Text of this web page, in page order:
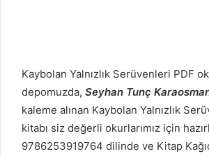
Kaybolan Yalnızlık Serüvenleri PDF
depomuzda, Seyhan Tunç
kaleme alınan Kaybolan Yalnızlık
kitabı siz değerli okurlarımız için
9786253919764 dilinde ve Kitap